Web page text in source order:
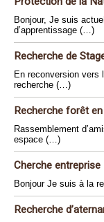
Bonjour, Je suis
d’apprentissage (…)
Recherche de
En reconversion vers
recherche (…)
Recherche forêt
Rassemblement
espace (…)
Cherche entreprise
Bonjour Je suis à la
Recherche